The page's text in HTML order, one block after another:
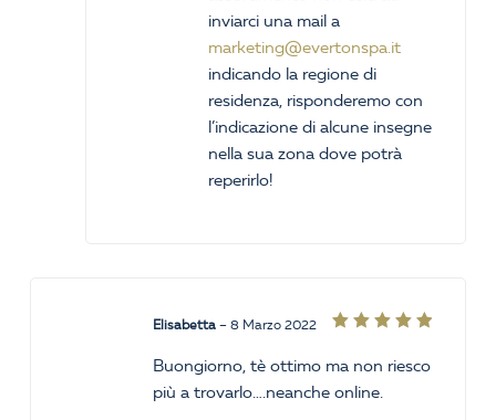
inviarci una mail a
marketing@evertonspa.it
indicando la regione di
residenza, risponderemo con
l’indicazione di alcune insegne
nella sua zona dove potrà
reperirlo!
5 su 5
Elisabetta – 8 Marzo 2022
Buongiorno, tè ottimo ma non riesco
più a trovarlo….neanche online.